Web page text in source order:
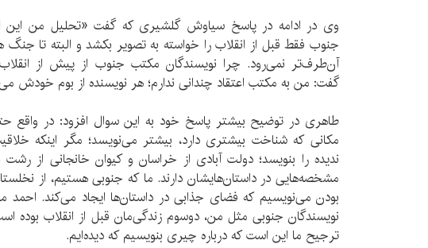
وی در ادامه در پاسخ سیاوش گلشیری که گفت «تحلیل من این
جنوب فقط قبل از انقلاب را خواسته به تصویر بکشد و البته تا جنگ
آن‌طرف‌تر نمی‌رود. چرا نویسندگان مکتب جنوب از پیش از انقلاب
گفت: من به مکتب اعتقاد چندانی ندارم؛ هر نویسنده از بوم خودش
طاهری در توضیح بیشتر پاسخ خود به این سوال افزود: در واقع
مکانی که شناخت بیشتری دارد، بیشتر می‌نویسد؛ مگر اینکه
ندیده را بنویسد؛ دولت آبادی از خراسان و کیوان خانجانی از
مشخصه‌هایی در داستان‌هایشان دارند. ما که جنوبی هستیم، از
بودن می‌نویسیم که فضای جذابی در داستان‌ها ایجاد می‌کند. احمد
نویسندگان جنوبی مثل من، دوسوم زندگی‌مان قبل از انقلاب بوده
ترجیح ما این است که درباره چیری بنویسیم که دیده‌ایم.